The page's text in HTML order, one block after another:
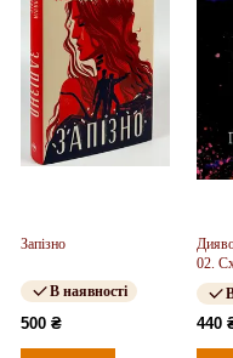
Запізно
В наявності
500 ₴
02.
440